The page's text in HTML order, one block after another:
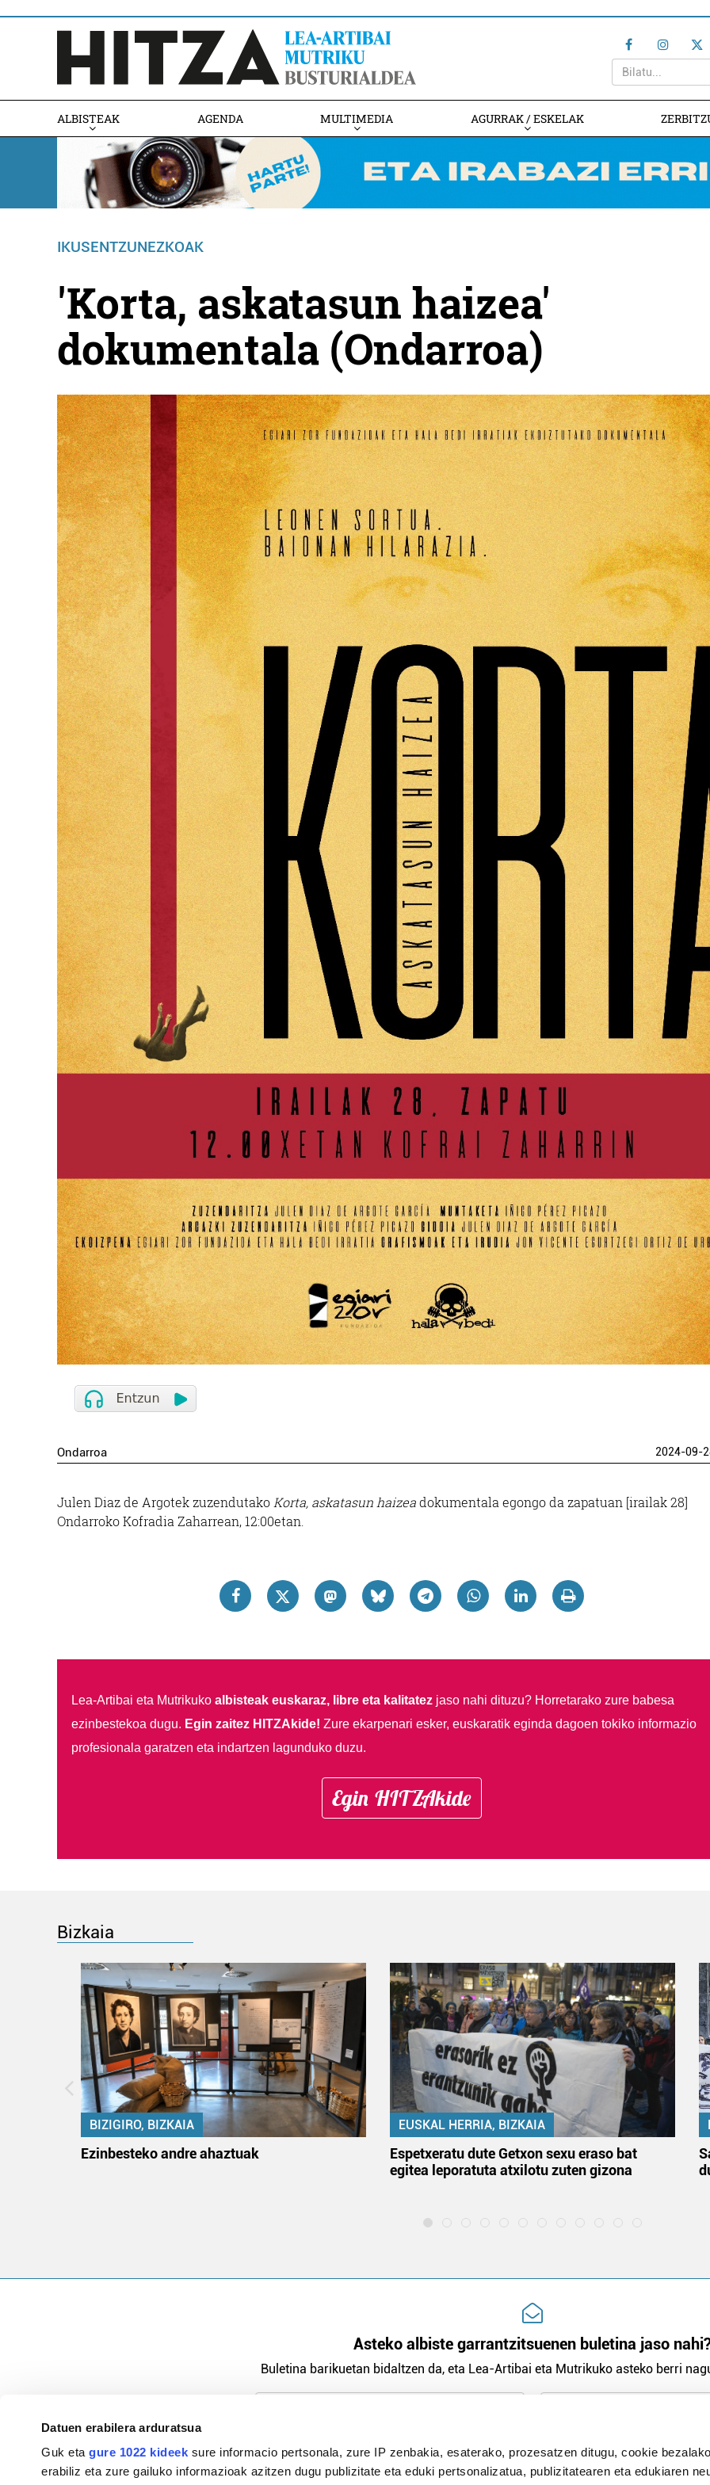
Datuen erabilera arduratsua
Guk etagure 1022 kideek sure informacio pertsonala, zure IP zenbakia, esaterako, prozesatzen ditugu, cookie
erabiliz eta zure gailuko informazioak azitzen dugu publizitate eta eduki pertsonalizatua, publizitatearen eta edukiaren
ALBISTEAK AGENDA MULTIMEDIA AGURRAK / ESKELAK
IKUSENTZUNEZKOAK
'Korta, askatasun haizea'
dokumentala (Ondarroa)
Ondarroa 2024-09-
Julen Diaz de Argotek zuzendutakoKorta, askatasun haizeadokumentala egongo da zapatuan [irailak 28]
Ondarroko Kofradia Zaharrean, 12:00etan.
Lea-Artibai eta Mutrikuko albisteak euskaraz, libre eta kalitatezjaso nahi dituzu? Horretarako zure babesa
ezinbestekoa dugu. Egin zaitez HITZAkide! Zure ekarpenari esker, euskaratik eginda dagoen tokiko informazio
profesionala garatzen eta indartzen lagunduko duzu.
Egin HITZAkide
Bizkaia
BIZIGIRO, BIZKAIA
Ezinbesteko andre ahaztuak
EUSKAL HERRIA, BIZKAIA
Espetxeratu dute Getxon sexu eraso bat
egitea leporatuta atxilotu zuten gizona
Asteko albiste garrantzitsuenen buletina jaso
Buletina barikuetan bidaltzen da, eta Lea-Artibai eta Mutrikuko asteko berri